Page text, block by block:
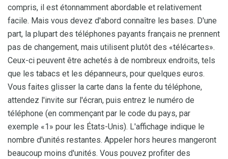
compris, il est étonnamment abordable et relativement
facile. Mais vous devez d'abord connaître les bases. D'une
part, la plupart des téléphones payants français ne prennent
pas de changement, mais utilisent plutôt des «télécartes».
Ceux-ci peuvent être achetés à de nombreux endroits, tels
que les tabacs et les dépanneurs, pour quelques euros.
Vous faites glisser la carte dans la fente du téléphone,
attendez l'invite sur l'écran, puis entrez le numéro de
téléphone (en commençant par le code du pays, par
exemple «1» pour les États-Unis). L'affichage indique le
nombre d'unités restantes. Appeler hors heures mangeront
beaucoup moins d'unités. Vous pouvez profiter des